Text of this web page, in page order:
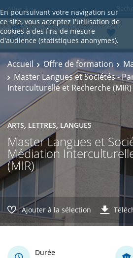
En poursuivant votre navigation sur
ce site, vous acceptez l'utilisation de
cookies à des fins de mesure
d'audience (statistiques anonymes).
Aller à
Accueil Offre de formation
Master Langues et Sociétés -
Interculturelle et Recherche (MIR)
ARTS, LETTRES, LANGUES
Master Langues et
Médiation
(MIR)
Ajouter à la sélection
Durée